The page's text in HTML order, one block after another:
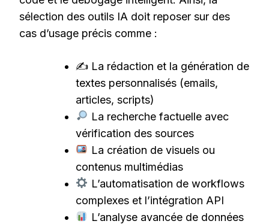
sélection des outils IA doit reposer sur des
cas d’usage précis comme :
✍️ La rédaction et la génération de
textes personnalisés (emails,
articles, scripts)
La recherche factuelle avec
vérification des sources
La création de visuels ou
contenus multimédias
L’automatisation de workflows
complexes et l’intégration API
L’analyse avancée de données